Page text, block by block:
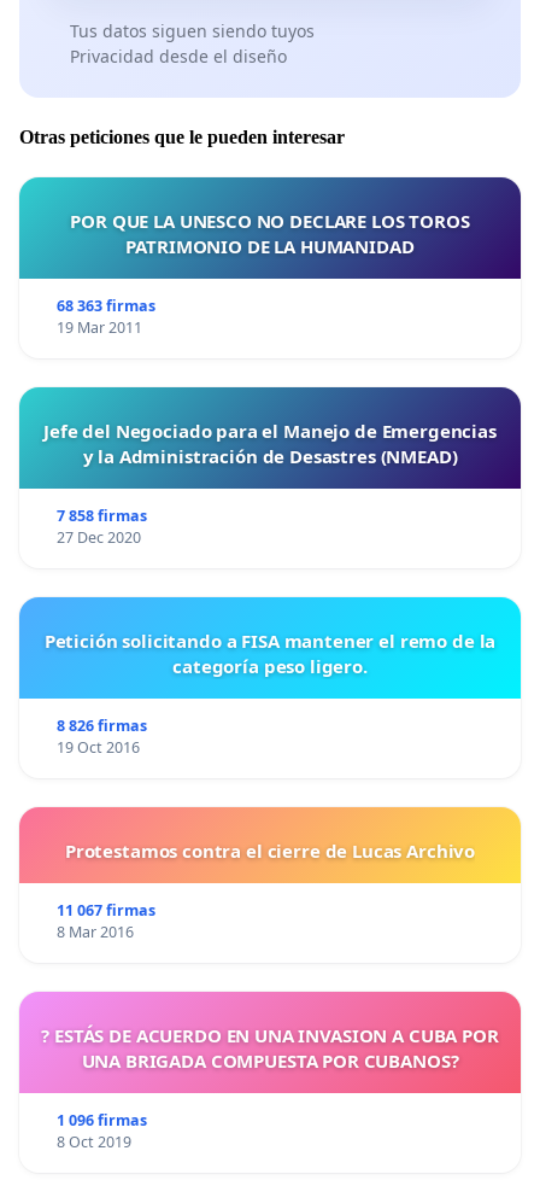
Tus datos siguen siendo tuyos
Privacidad desde el diseño
Otras peticiones que le pueden interesar
POR QUE LA UNESCO NO DECLARE LOS TOROS
PATRIMONIO DE LA HUMANIDAD
68 363 firmas
19 Mar 2011
Jefe del Negociado para el Manejo de Emergencias
y la Administración de Desastres (NMEAD)
7 858 firmas
27 Dec 2020
Petición solicitando a FISA mantener el remo de la
categoría peso ligero.
8 826 firmas
19 Oct 2016
Protestamos contra el cierre de Lucas Archivo
11 067 firmas
8 Mar 2016
? ESTÁS DE ACUERDO EN UNA INVASION A CUBA POR
UNA BRIGADA COMPUESTA POR CUBANOS?
1 096 firmas
8 Oct 2019